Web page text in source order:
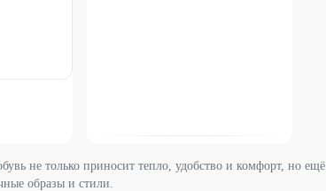
не только приносит тепло, удобство и комфорт, но
образы и стили.